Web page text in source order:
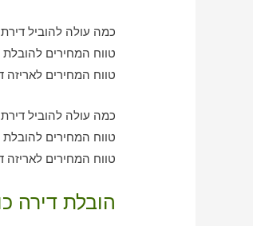
כמה עולה להוביל דירת 4 חדרים בנטעים עם חברת הובלה כולל אריזה?
טווח המחירים להובלת דירת 4 חדרים בנטעים – בין
טווח המחירים לאריזה דירת 4 חדרים בנטעים – בין
כמה עולה להוביל דירת 5 חדרים בנטעים עם חברת הובלה כולל אריזה?
טווח המחירים להובלת דירת 5 חדרים בנטעים – בין
טווח המחירים לאריזה דירת 5 חדרים בנטעים – בין
הובלת דירה